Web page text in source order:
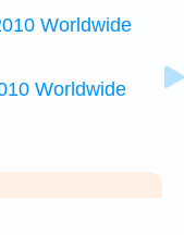
Worldwide
Worldwide